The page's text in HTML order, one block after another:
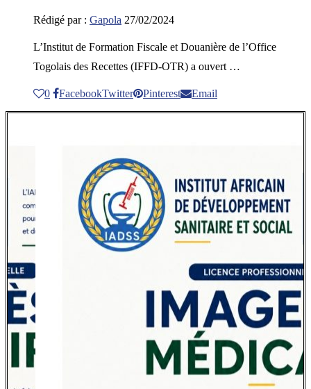
Rédigé par : Gapola 27/02/2024
L’Institut de Formation Fiscale et Douanière de l’Office
Togolais des Recettes (IFFD-OTR) a ouvert …
0 FacebookTwitter Pinterest Email